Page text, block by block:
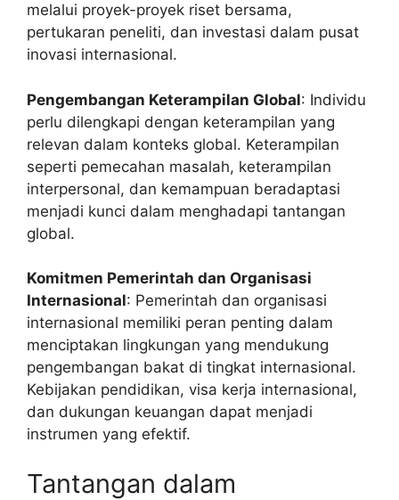
melalui proyek-proyek riset bersama,
pertukaran peneliti, dan investasi dalam pusat
inovasi internasional.
Pengembangan Keterampilan Global: Individu
perlu dilengkapi dengan keterampilan yang
relevan dalam konteks global. Keterampilan
seperti pemecahan masalah, keterampilan
interpersonal, dan kemampuan beradaptasi
menjadi kunci dalam menghadapi tantangan
global.
Komitmen Pemerintah dan Organisasi
Internasional: Pemerintah dan organisasi
internasional memiliki peran penting dalam
menciptakan lingkungan yang mendukung
pengembangan bakat di tingkat internasional.
Kebijakan pendidikan, visa kerja internasional,
dan dukungan keuangan dapat menjadi
instrumen yang efektif.
Tantangan dalam